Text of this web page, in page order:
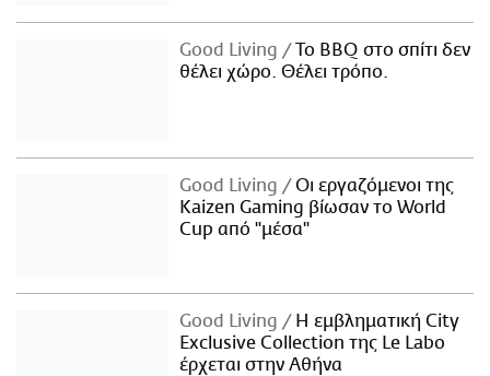
Good Living
Το BBQ στο σπίτι δεν
θέλει χώρο. Θέλει τρόπο.
Good Living
Οι εργαζόμενοι της
Kaizen Gaming βίωσαν το World
Cup από "μέσα"
Good Living
Η εμβληματική City
Exclusive Collection της Le Labo
έρχεται στην Αθήνα